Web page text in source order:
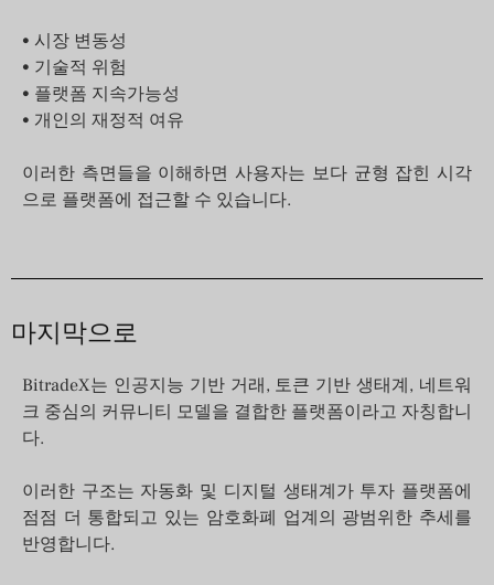
• 시장 변동성
• 기술적 위험
• 플랫폼 지속가능성
• 개인의 재정적 여유
이러한 측면들을 이해하면 사용자는 보다 균형 잡힌 시각
으로 플랫폼에 접근할 수 있습니다.
마지막으로
BitradeX는 인공지능 기반 거래, 토큰 기반 생태계, 네트워
크 중심의 커뮤니티 모델을 결합한 플랫폼이라고 자칭합니
다.
이러한 구조는 자동화 및 디지털 생태계가 투자 플랫폼에
점점 더 통합되고 있는 암호화폐 업계의 광범위한 추세를
반영합니다.